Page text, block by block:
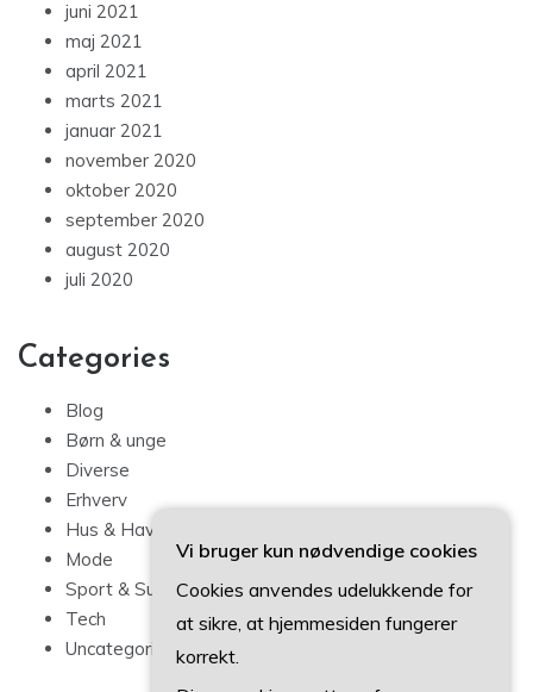
juni 2021
maj 2021
april 2021
marts 2021
januar 2021
november 2020
oktober 2020
september 2020
august 2020
juli 2020
Categories
Blog
Børn & unge
Diverse
Erhverv
Hus & Have
Mode
Sport & Sundhed
Tech
Uncategorized
Vi bruger kun nødvendige cookies
Cookies anvendes udelukkende for
at sikre, at hjemmesiden fungerer
korrekt.